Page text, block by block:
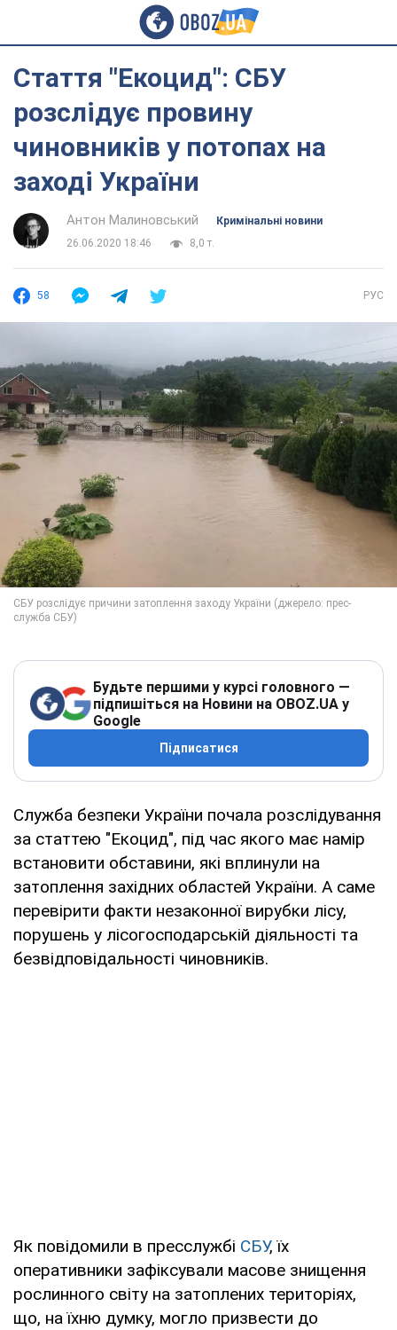
Стаття "Екоцид": СБУ
розслідує провину
чиновників у потопах на
заході України
Антон Малиновський
Кримінальні новини
26.06.2020 18:46
8,0 т.
58 РУС
Будьте першими у курсі головного —
підпишіться на Новини на OBOZ.UA у
Google
Підписатися
Служба безпеки України почала розслідування
за статтею "Екоцид", під час якого має намір
встановити обставини, які вплинули на
затоплення західних областей України. А саме
перевірити факти незаконної вирубки лісу,
порушень у лісогосподарській діяльності та
безвідповідальності чиновників.
Як повідомили в пресслужбі СБУ, їх
оперативники зафіксували масове знищення
рослинного світу на затоплених територіях,
що, на їхню думку, могло призвести до